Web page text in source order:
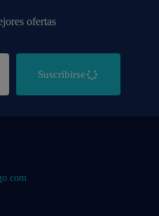
ofertas
Suscribirse